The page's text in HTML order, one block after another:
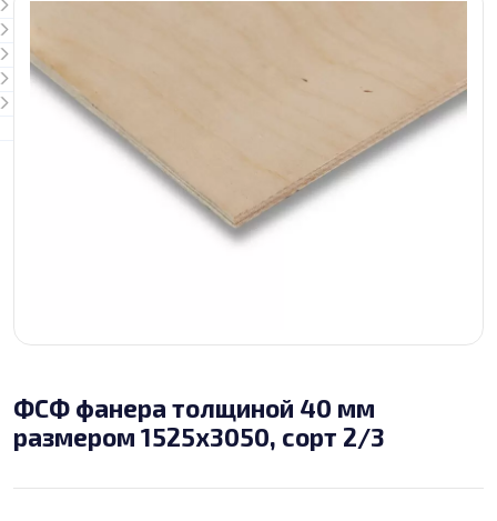
ФСФ фанера толщиной 40 мм
размером 1525х3050, сорт 2/3